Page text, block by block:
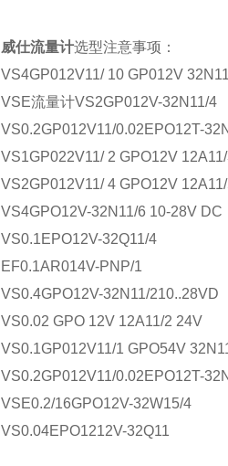
威仕流量计选型注意事项：
VS4GP012V11/ 10 GP012V
VSE流量计VS2GP012V-32N11/4
VS0.2GP012V11/0.02EPO12T-
VS1GP022V11/ 2 GPO12V
VS2GP012V11/ 4 GPO12V
VS4GPO12V-32N11/6 10-28V DC
VS0.1EPO12V-32Q11/4
EF0.1AR014V-PNP/1
VS0.4GPO12V-32N11/210..28VD
VS0.02 GPO 12V 12A11/2 24V
VS0.1GP012V11/1 GPO54V
VS0.2GP012V11/0.02EPO12T-
VSE0.2/16GPO12V-32W15/4
VS0.04EPO1212V-32Q11